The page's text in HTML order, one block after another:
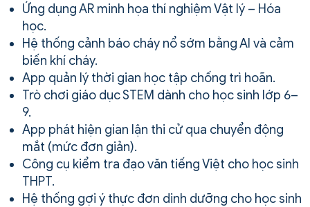
Ứng dụng AR minh họa thí nghiệm Vật lý – Hóa
học.
Hệ thống cảnh báo cháy nổ sớm bằng AI và cảm
biến khí cháy.
App quản lý thời gian học tập chống trì hoãn.
Trò chơi giáo dục STEM dành cho học sinh lớp 6–
9.
App phát hiện gian lận thi cử qua chuyển động
mắt (mức đơn giản).
Công cụ kiểm tra đạo văn tiếng Việt cho học sinh
THPT.
Hệ thống gợi ý thực đơn dinh dưỡng cho học sinh